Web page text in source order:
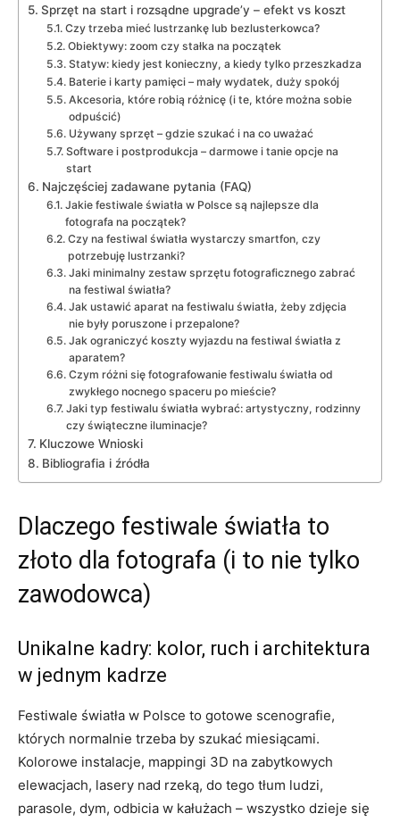
Sprzęt na start i rozsądne upgrade’y – efekt vs koszt
Czy trzeba mieć lustrzankę lub bezlusterkowca?
Obiektywy: zoom czy stałka na początek
Statyw: kiedy jest konieczny, a kiedy tylko przeszkadza
Baterie i karty pamięci – mały wydatek, duży spokój
Akcesoria, które robią różnicę (i te, które można sobie
odpuścić)
Używany sprzęt – gdzie szukać i na co uważać
Software i postprodukcja – darmowe i tanie opcje na
start
Najczęściej zadawane pytania (FAQ)
Jakie festiwale światła w Polsce są najlepsze dla
fotografa na początek?
Czy na festiwal światła wystarczy smartfon, czy
potrzebuję lustrzanki?
Jaki minimalny zestaw sprzętu fotograficznego zabrać
na festiwal światła?
Jak ustawić aparat na festiwalu światła, żeby zdjęcia
nie były poruszone i przepalone?
Jak ograniczyć koszty wyjazdu na festiwal światła z
aparatem?
Czym różni się fotografowanie festiwalu światła od
zwykłego nocnego spaceru po mieście?
Jaki typ festiwalu światła wybrać: artystyczny, rodzinny
czy świąteczne iluminacje?
Kluczowe Wnioski
Bibliografia i źródła
Dlaczego festiwale światła to
złoto dla fotografa (i to nie tylko
zawodowca)
Unikalne kadry: kolor, ruch i architektura
w jednym kadrze
Festiwale światła w Polsce to gotowe scenografie,
których normalnie trzeba by szukać miesiącami.
Kolorowe instalacje, mappingi 3D na zabytkowych
elewacjach, lasery nad rzeką, do tego tłum ludzi,
parasole, dym, odbicia w kałużach – wszystko dzieje się